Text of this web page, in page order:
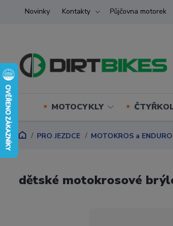
Novinky Kontakty Půjčovna motorek
MOTOCYKLY
PRO JEZDCE MOTOKROS a ENDURO
dětské motokrosové